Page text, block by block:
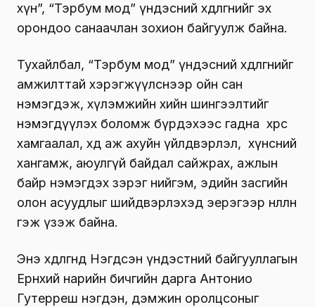
хүн”, “Тэрбум мод” үндэсний хөдөлгөөнийг эх
орондоо санаачлан зохион байгуулж байна.
Тухайлбал, “Тэрбум мод” үндэсний хөдөлгөөнийг
амжилттай хэрэгжүүлснээр ойн сан
нэмэгдэж, хүлэмжийн хийн шингээлтийг
нэмэгдүүлэх боломж бүрдэхээс гадна хөрс
хамгаалал, хөдөө аж ахуйн үйлдвэрлэл, хүнсний
хангамж, аюулгүй байдал сайжрах, ажлын
байр нэмэгдэх зэрэг нийгэм, эдийн засгийн
олон асуудлыг шийдвэрлэхэд эерэгээр нөлөөлнө
гэж үзэж байна.
Энэ хөдөлгөөнд Нэгдсэн үндэстний байгууллагын
Ерөнхий нарийн бичгийн дарга Антонио
Гутерреш нэгдэн, дэмжин оролцсоныг